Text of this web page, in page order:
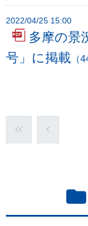
2022/04/25 15:00
多摩の景
号」に掲載 （